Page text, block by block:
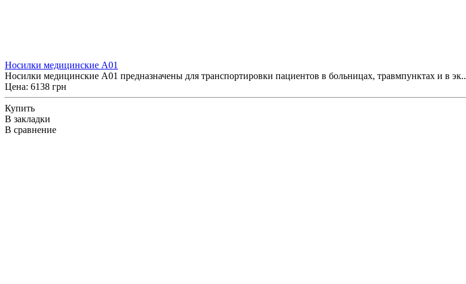
Носилки медицинские A01
Носилки медицинские A01 предназначены для транспортировки пациентов в больницах, травмпунктах и в эк..
Цена: 6138 грн
Купить
В закладки
В сравнение